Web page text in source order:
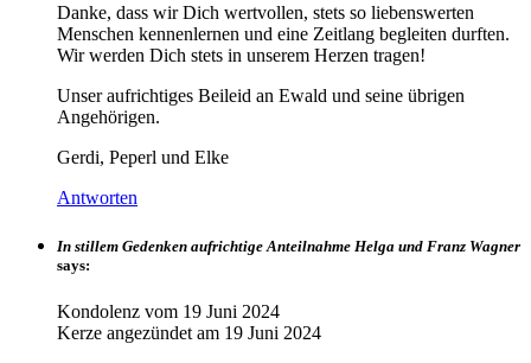
Danke, dass wir Dich wertvollen, stets so liebenswerten
Menschen kennenlernen und eine Zeitlang begleiten durften.
Wir werden Dich stets in unserem Herzen tragen!
Unser aufrichtiges Beileid an Ewald und seine übrigen
Angehörigen.
Gerdi, Peperl und Elke
Antworten
In stillem Gedenken aufrichtige Anteilnahme Helga und Franz Wagner
says:
Kondolenz vom 19 Juni 2024
Kerze angezündet am 19 Juni 2024